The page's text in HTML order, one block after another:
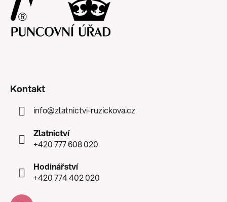
Kontakt
info@zlatnictvi-ruzickova.cz
Zlatnictví
+420 777 608 020
Hodinářství
+420 774 402 020